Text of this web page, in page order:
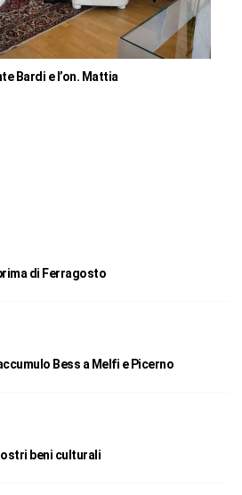
Bardi e l’on. Mattia
di Ferragosto
Bess a Melfi e Picerno
beni culturali